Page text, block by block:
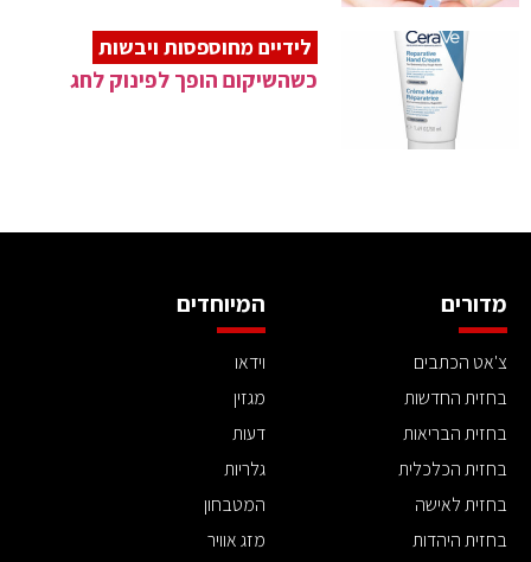
לידיים מחוספסות ויבשות
כשהשיקום הופך לפינוק לחג
מדורים
צ'אט הכתבים
בחזית החדשות
בחזית הבריאות
בחזית הכלכלית
בחזית לאישה
בחזית היהדות
המיוחדים
וידאו
מגזין
דעות
גלריות
המטבחון
מזג אוויר